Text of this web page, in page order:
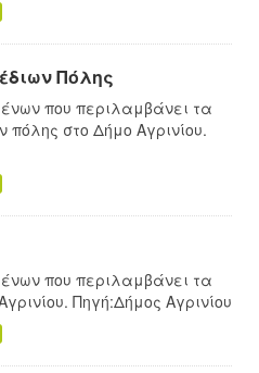
Πόλης
που περιλαμβάνει τα
πόλης στο Δήμο Αγρινίου.
που περιλαμβάνει τα
Πηγή:Δήμος Αγρινίου